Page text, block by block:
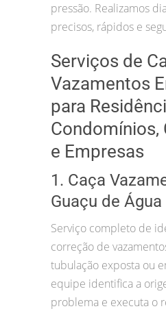
pressão. Realizamos
precisos, rápidos e
Serviços de
Vazamentos
para
Condomínios,
e Empresas
1. Caça
Guaçu de Água
Serviço completo de
correção de
tubulação exposta ou
equipe identifica a
problema e executa o